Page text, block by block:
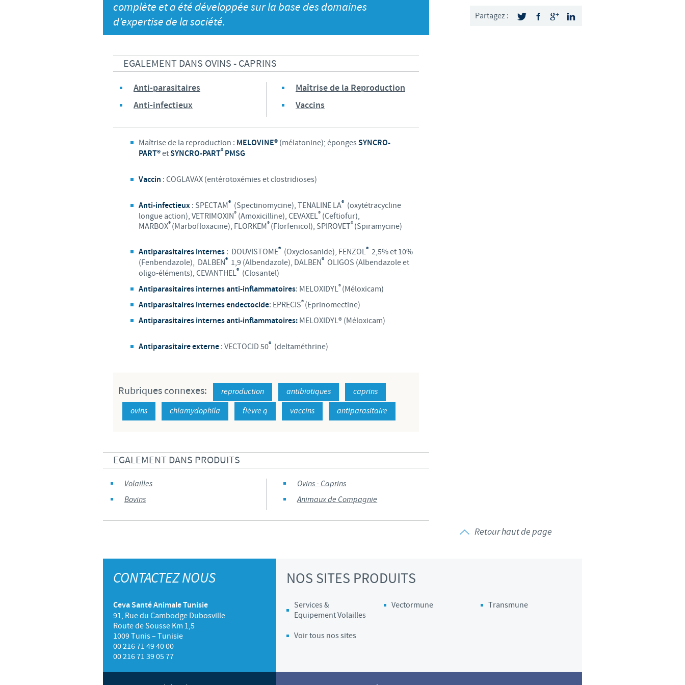
Japan
Malaysia
Middle East
Philippines
Vous quittez le site pays pour accéder à un autre site du groupe.
Les contraintes réglementaires et les pratiques médicales varient d'un pays à un autre. En
conséquence, les informations disponibles du site sur lequel vous entrez pourraient ne pas être
pertinente à l'usage dans votre pays.
LE PROGRAMME ETHIQUE ET CONFORMITÉ DU GROUPE CEVA
complète et a été développée sur la base des domaines
d’expertise de la société.
EGALEMENT DANS OVINS - CAPRINS
Anti-parasitaires
Maîtrise de la Reproduction
Anti-infectieux
Vaccins
Maîtrise de la reproduction : MELOVINE® (mélatonine); épongesSYNCRO-
PART®etSYNCRO-PART® PMSG
Vaccin : COGLAVAX (entérotoxémies et clostridioses)
Anti-infectieux : SPECTAM® (Spectinomycine), TENALINE LA® (oxytétracycline
longue action), VETRIMOXIN® (Amoxicilline), CEVAXEL® (Ceftiofur),
MARBOX® (Marbofloxacine), FLORKEM® (Florfenicol), SPIROVET® (Spiramycine)
Antiparasitaires internes : DOUVISTOME® (Oxyclosanide), FENZOL® 2,5% et 10%
(Fenbendazole), DALBEN® 1,9 (Albendazole), DALBEN® OLIGOS (Albendazole et
oligo-éléments), CEVANTHEL® (Closantel)
Antiparasitaires internes anti-inflammatoires: MELOXIDYL® (Méloxicam)
Antiparasitaires internesendectocide: EPRECIS® (Eprinomectine)
Antiparasitaires internes anti-inflammatoires: MELOXIDYL® (Méloxicam)
Antiparasitaire externe : VECTOCID 50® (deltaméthrine)
Rubriques connexes: reproduction antibiotiques
caprins
ovins
chlamydophila fièvre q vaccins antiparasitaire
EGALEMENT DANS PRODUITS
Volailles
Ovins - Caprins
Bovins
Animaux de Compagnie
Partagez :
Retour haut de page
CONTACTEZ NOUS
Ceva Santé Animale Tunisie
91, Rue du Cambodge Dubosville
Route de Sousse Km 1,5
1009 Tunis – Tunisie
00 216 71 49 40 00
00 216 71 39 05 77
NOS SITES PRODUITS
Services &
Equipement Volailles
Vectormune Transmune
Voir tous nos sites